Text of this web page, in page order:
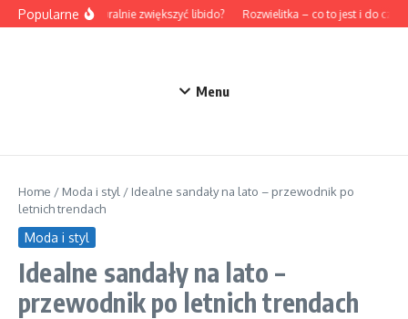
Przejdź do treści
PopularneJak naturalnie zwiększyć libido? Rozwielitka – co to jest i do czego
Menu
Home / Moda i styl / Idealne sandały na lato – przewodnik po
letnich trendach
Moda i styl
Idealne sandały na lato –
przewodnik po letnich trendach